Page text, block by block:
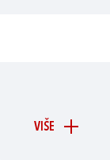
VIŠE